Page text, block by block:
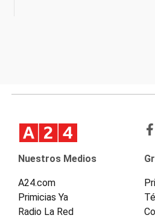
Nuestros Medios
A24.com
Primicias Ya
Radio La Red